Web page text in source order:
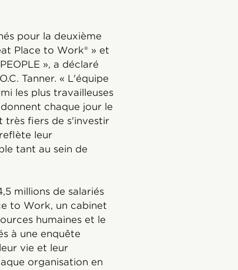
pour la deuxième
Place to Work® » et
», a déclaré
Tanner. « L'équipe
les plus travailleuses
chaque jour le
très fiers de s'investir
leur
tant au sein de
millions de salariés
to Work, un cabinet
humaines et le
à une enquête
vie et leur
organisation en